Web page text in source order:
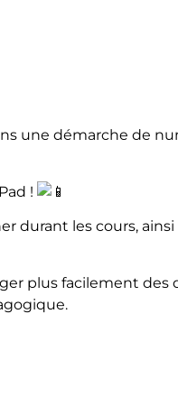
une démarche de
!
durant les cours,
plus facilement